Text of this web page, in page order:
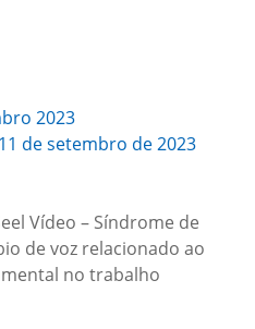
2023
11 de setembro de 2023
Vídeo – Síndrome de
de voz relacionado ao
no trabalho